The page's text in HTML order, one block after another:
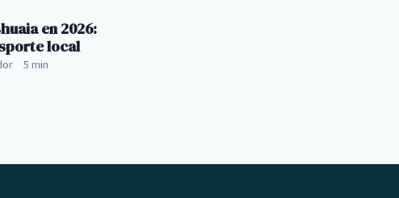
en 2026:
local
5 min